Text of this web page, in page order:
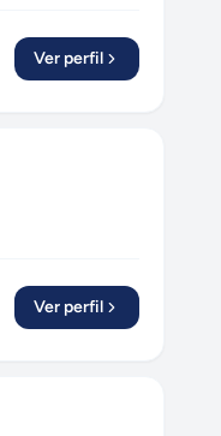
Ver perfil
Ver perfil